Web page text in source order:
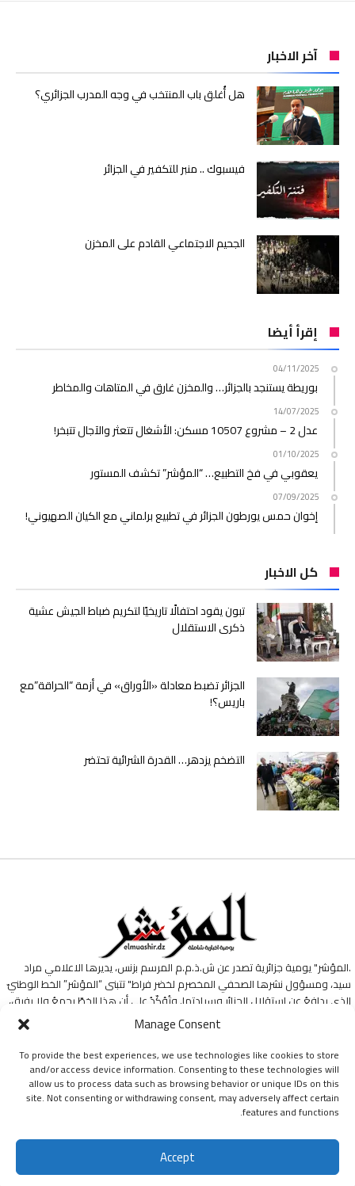
Manage Consent
To provide the best experiences, we use technologies like cookies to store
and/or access device information. Consenting to these technologies will
allow us to process data such as browsing behavior or unique IDs on this
site. Not consenting or withdrawing consent, may adversely affect certain
features and functions.
Accept
آخر الاخبار
هل أُغلق باب المنتخب في وجه المدرب الجزائري؟
فيسبوك .. منبر للتكفير في الجزائر
الجحيم الاجتماعي القادم على المخزن
إقرأ أيضا
04/11/2025
بوريطة يستنجد بالجزائر… والمخزن غارق في المتاهات والمخاطر
14/07/2025
عدل 2 – مشروع 10507 مسكن: الأشغال تتعثر والآجال تتبخر!
01/10/2025
يعقوبي في فخ التطبيع… “المؤشر” تكشف المستور
07/09/2025
إخوان حمس يورطون الجزائر في تطبيع برلماني مع الكيان الصهيوني!
كل الاخبار
تبون يقود احتفالًا تاريخيًا لتكريم ضباط الجيش عشية
ذكرى الاستقلال
الجزائر تضبط معادلة «الأوراق» في أزمة “الحراقة”مع
باريس؟!
التضخم يزدهر… القدرة الشرائية تحتضر
.المؤشر" يومية جزائرية تصدر عن ش.ذ.م.م المرسم بزنس، يديرها الاعلامي مراد
سيد، ومسؤول نشرها الصحفي المخصرم لخضر فراط" تتبنى “المؤشر” الخط الوطنيّ
الذي يدافعُ عن استقلالِ الجزائرِ وسيادتها. وتُؤكّدُ على أن هذا الخطّ يجمعُ ولا يفرق،
وأنّهُ طريقها ومنارةُ دربها في هذه التجربةِ الإعلاميةِ.
سياسة الخصوصية